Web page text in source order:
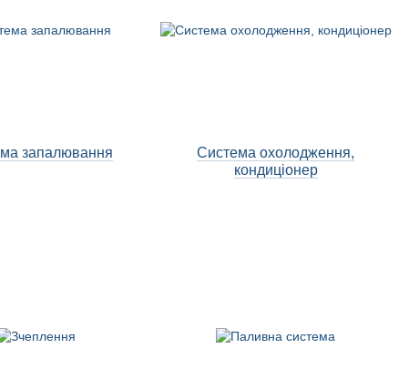
запалювання
Система охолодження,
кондиціонер